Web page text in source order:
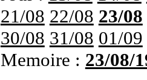
21/08 22/08 23/08
30/08 31/08 01/09
Memoire : 23/08/